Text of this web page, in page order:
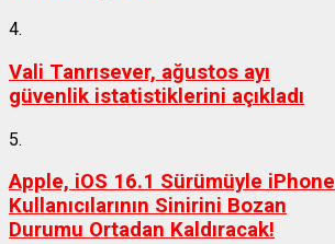
4.
Vali Tanrısever, ağustos ayı
güvenlik istatistiklerini açıkladı
5.
Apple, iOS 16.1 Sürümüyle iPhone
Kullanıcılarının Sinirini Bozan
Durumu Ortadan Kaldıracak!